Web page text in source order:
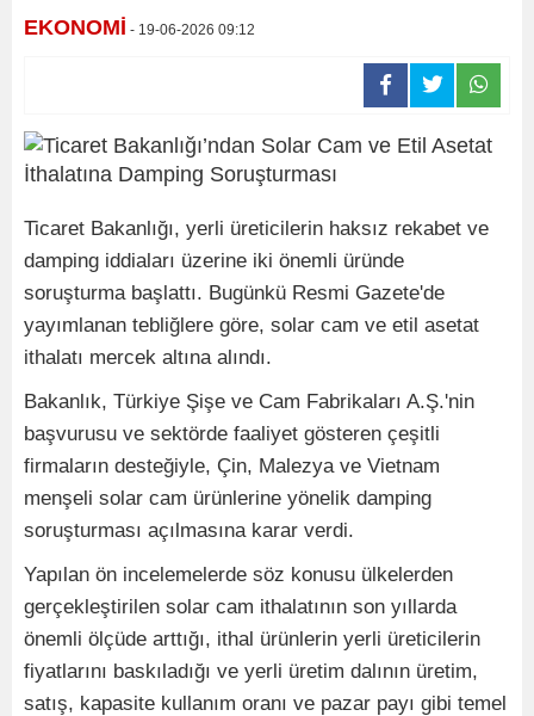
EKONOMİ - 19-06-2026 09:12
Ticaret Bakanlığı, yerli üreticilerin haksız rekabet ve
damping iddiaları üzerine iki önemli üründe
soruşturma başlattı. Bugünkü Resmi Gazete'de
yayımlanan tebliğlere göre, solar cam ve etil asetat
ithalatı mercek altına alındı.
Bakanlık, Türkiye Şişe ve Cam Fabrikaları A.Ş.'nin
başvurusu ve sektörde faaliyet gösteren çeşitli
firmaların desteğiyle, Çin, Malezya ve Vietnam
menşeli solar cam ürünlerine yönelik damping
soruşturması açılmasına karar verdi.
Yapılan ön incelemelerde söz konusu ülkelerden
gerçekleştirilen solar cam ithalatının son yıllarda
önemli ölçüde arttığı, ithal ürünlerin yerli üreticilerin
fiyatlarını baskıladığı ve yerli üretim dalının üretim,
satış, kapasite kullanım oranı ve pazar payı gibi temel